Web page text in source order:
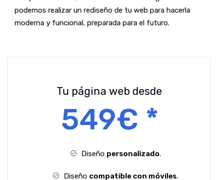
podemos realizar un rediseño de tu web para hacerla
moderna y funcional, preparada para el futuro.
Tu página web desde
549€ *
Diseño personalizado.
Diseño compatible con móviles.